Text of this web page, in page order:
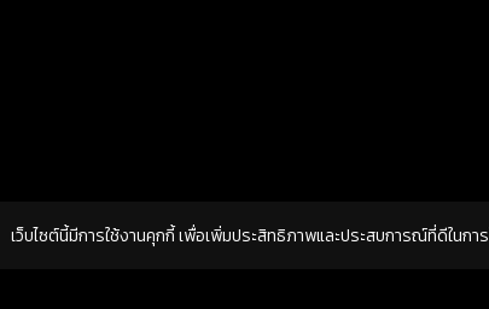
เว็บไซต์นี้มีการใช้งานคุกกี้ เพื่อเพิ่มประสิทธิภาพและประสบการณ์ที่ดีในการ